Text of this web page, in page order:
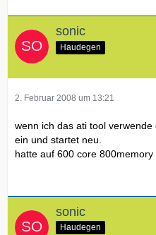
sonic
Haudegen
2. Februar 2008 um 13:21
wenn ich das ati tool
ein und startet neu.
hatte auf 600 core
sonic
Haudegen